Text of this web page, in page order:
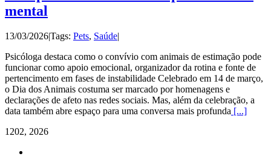
mental
13/03/2026Tags: Pets, Saúde
Psicóloga destaca como o convívio com animais de estimação pode
funcionar como apoio emocional, organizador da rotina e fonte de
pertencimento em fases de instabilidade Celebrado em 14 de março,
o Dia dos Animais costuma ser marcado por homenagens e
declarações de afeto nas redes sociais. Mas, além da celebração, a
data também abre espaço para uma conversa mais profunda [...]
1202, 2026